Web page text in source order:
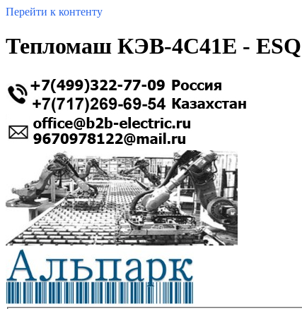
Перейти к контенту
Тепломаш КЭВ-4С41Е - ESQ